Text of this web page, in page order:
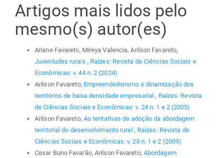
Artigos mais lidos pelo
mesmo(s) autor(es)
Ariane Favareto, Mireya Valencia, Arilson Favareto,
Juventudes rurais , Raízes: Revista de Ciências Sociais e
Econômicas: v. 44 n. 2 (2024)
Arilson Favareto, Empreendedorismo e dinamização dos
territórios de baixa densidade empresarial , Raízes: Revista
de Ciências Sociais e Econômicas: v. 24 n. 1 e 2 (2005)
Arilson Favareto, As tentativas de adoção da abordagem
territorial do desenvolvimento rural , Raízes: Revista de
Ciências Sociais e Econômicas: v. 28 n. 1 e 2 (2009)
Cesar Buno Favarão, Arilson Favareto, Abordagem